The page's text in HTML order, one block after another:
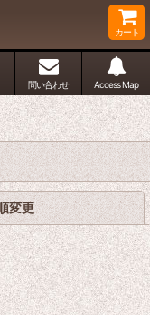
カート
問い合わせ Access Map
変更 閉じる